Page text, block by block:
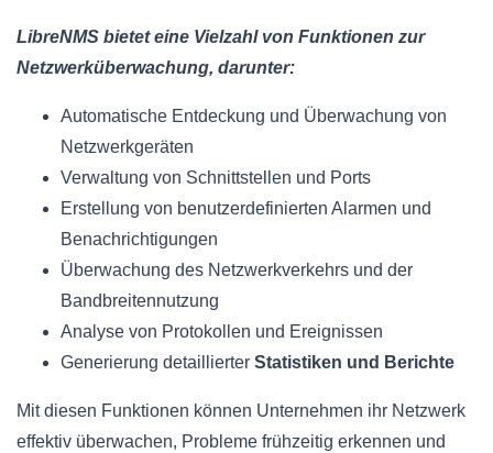
LibreNMS bietet eine Vielzahl von Funktionen zur
Netzwerküberwachung, darunter:
Automatische Entdeckung und Überwachung von
Netzwerkgeräten
Verwaltung von Schnittstellen und Ports
Erstellung von benutzerdefinierten Alarmen und
Benachrichtigungen
Überwachung des Netzwerkverkehrs und der
Bandbreitennutzung
Analyse von Protokollen und Ereignissen
Generierung detaillierter Statistiken und Berichte
Mit diesen Funktionen können Unternehmen ihr Netzwerk
effektiv überwachen, Probleme frühzeitig erkennen und